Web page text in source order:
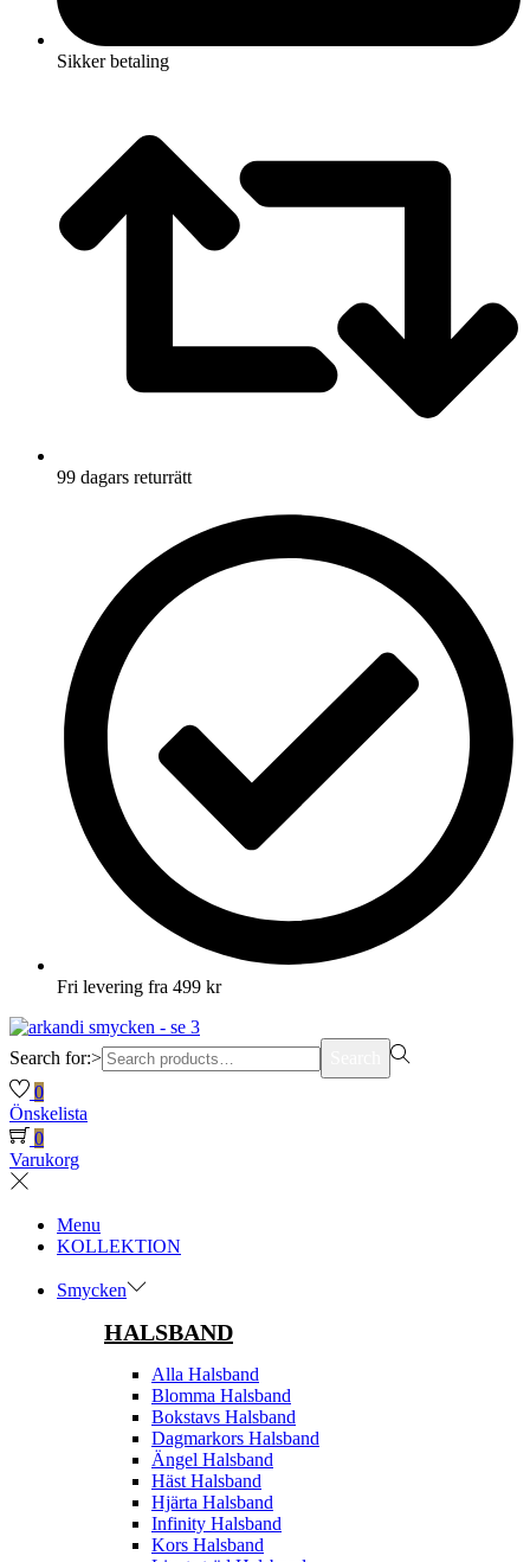
Sikker betaling
99 dagars returrätt
Fri levering fra 499 kr
Search for:>
0
Önskelista
0
Varukorg
Menu
KOLLEKTION
Smycken
HALSBAND
Alla Halsband
Blomma Halsband
Bokstavs Halsband
Dagmarkors Halsband
Ängel Halsband
Häst Halsband
Hjärta Halsband
Infinity Halsband
Kors Halsband